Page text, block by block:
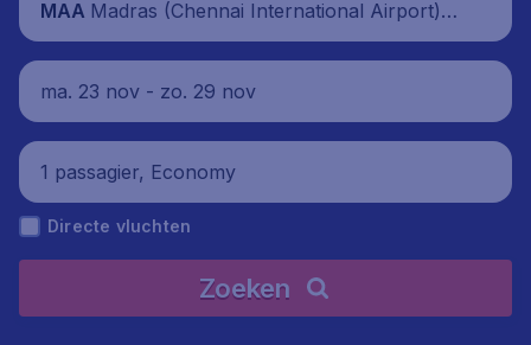
MAA Madras (Chennai International Airport), I
ndia
ma. 23 nov - zo. 29 nov
1 passagier, Economy
Directe vluchten
Zoeken